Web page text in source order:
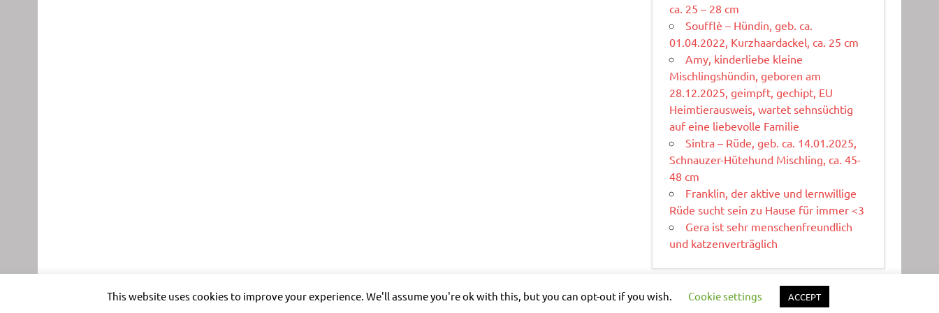
ca. 25 – 28 cm
Soufflè – Hündin, geb. ca.
01.04.2022, Kurzhaardackel, ca. 25 cm
Amy, kinderliebe kleine
Mischlingshündin, geboren am
28.12.2025, geimpft, gechipt, EU
Heimtierausweis, wartet sehnsüchtig
auf eine liebevolle Familie
Sintra – Rüde, geb. ca. 14.01.2025,
Schnauzer-Hütehund Mischling, ca. 45-
48 cm
Franklin, der aktive und lernwillige
Rüde sucht sein zu Hause für immer <3
Gera ist sehr menschenfreundlich
und katzenverträglich
Datenschutz Nutzungsbedingungen allgem. Information WordPress-Theme: Dynamic News von ThemeZee.
This website uses cookies to improve your experience. We'll assume you're ok with this, but you can opt-out if you wish. Cookie settings ACCEPT